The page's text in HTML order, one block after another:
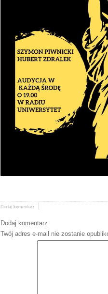
Dodaj komentarz
Dodaj komentarz
Twój adres e-mail nie zostanie